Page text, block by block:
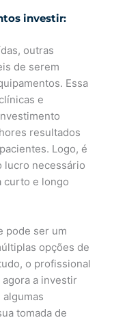
investir:
outras
de serem
Essa
e
resultados
Logo, é
lucro necessário
curto e longo
pode ser um
opções de
o profissional
a investir
algumas
tomada de